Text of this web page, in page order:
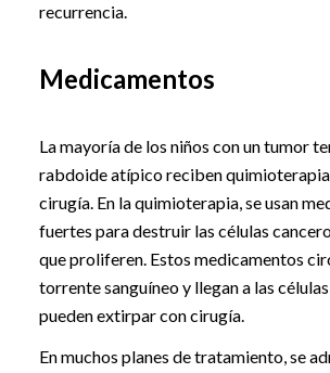
recurrencia.
Medicamentos
La mayoría de los niños con un tumor
rabdoide atípico reciben quimioterapia
cirugía. En la quimioterapia, se usan
fuertes para destruir las células
que proliferen. Estos medicamentos
torrente sanguíneo y llegan a las
pueden extirpar con cirugía.
En muchos planes de tratamiento, se